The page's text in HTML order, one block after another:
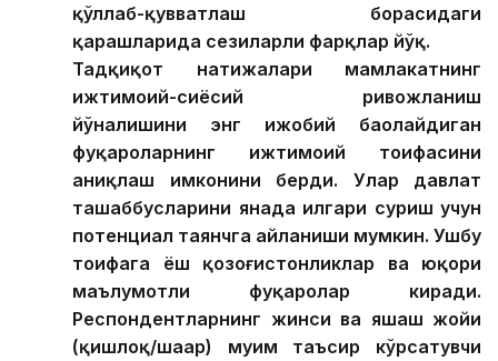
қўллаб-қувватлаш борасидаги
қарашларида сезиларли фарқлар йўқ.
Тадқиқот натижалари мамлакатнинг
ижтимоий-сиёсий ривожланиш
йўналишини энг ижобий баҳолайдиган
фуқароларнинг ижтимоий тоифасини
аниқлаш имконини берди. Улар давлат
ташаббусларини янада илгари суриш учун
потенциал таянчга айланиши мумкин. Ушбу
тоифага ёш қозоғистонликлар ва юқори
маълумотли фуқаролар киради.
Респондентларнинг жинси ва яшаш жойи
(қишлоқ/шаҳар) муҳим таъсир кўрсатувчи